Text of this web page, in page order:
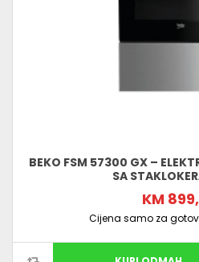
BEKO FSM 57300 GX –
SA
KM
Cijena samo za